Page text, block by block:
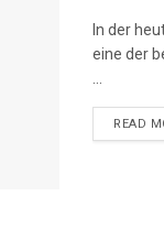
In der
eine der
READ